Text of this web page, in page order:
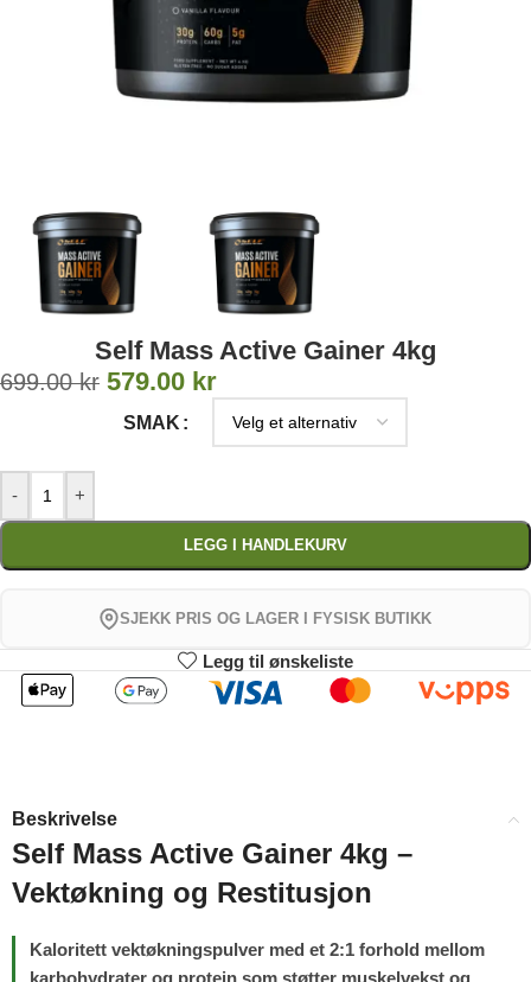
Self Mass Active Gainer 4kg
699.00kr 579.00 kr
SMAK
- +
LEGG I HANDLEKURV
SJEKK PRIS OG LAGER I FYSISK BUTIKK
Legg til ønskeliste
Beskrivelse
Self Mass Active Gainer 4kg –
Vektøkning og Restitusjon
Kaloritett vektøkningspulver med et 2:1 forhold mellom